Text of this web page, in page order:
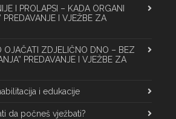
I PROLAPSI – KADA ORGANI
PREDAVANJE I VJEŽBE ZA
OJAČATI ZDJELIČNO DNO – BEZ
PREDAVANJE I VJEŽBE ZA
i edukacije
da počneš vježbati?